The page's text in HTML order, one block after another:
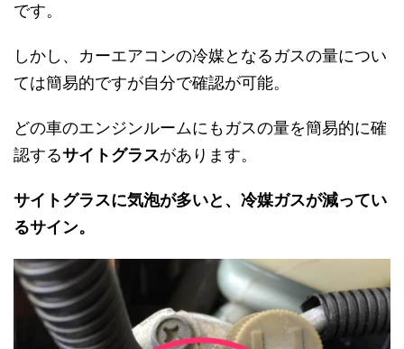
です。
しかし、カーエアコンの冷媒となるガスの量につい
ては簡易的ですが自分で確認が可能。
どの車のエンジンルームにもガスの量を簡易的に確
認するサイトグラスがあります。
サイトグラスに気泡が多いと、冷媒ガスが減ってい
るサイン。